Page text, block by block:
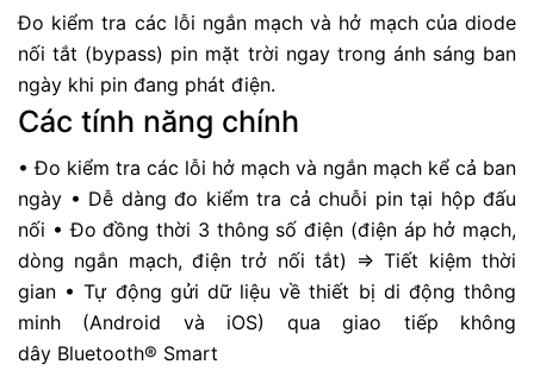
Đo kiểm tra các lỗi ngắn mạch và hở mạch của diode
nối tắt (bypass) pin mặt trời ngay trong ánh sáng ban
ngày khi pin đang phát điện.
Các tính năng chính
• Đo kiểm tra các lỗi hở mạch và ngắn mạch kể cả ban
ngày • Dễ dàng đo kiểm tra cả chuỗi pin tại hộp đấu
nối • Đo đồng thời 3 thông số điện (điện áp hở mạch,
dòng ngắn mạch, điện trở nối tắt) => Tiết kiệm thời
gian • Tự động gửi dữ liệu về thiết bị di động thông
minh (Android và iOS) qua giao tiếp không
dây Bluetooth® Smart